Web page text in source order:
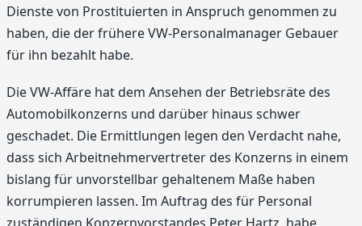
Dienste von Prostituierten in Anspruch genommen zu
haben, die der frühere VW-Personalmanager Gebauer
für ihn bezahlt habe.
Die VW-Affäre hat dem Ansehen der Betriebsräte des
Automobilkonzerns und darüber hinaus schwer
geschadet. Die Ermittlungen legen den Verdacht nahe,
dass sich Arbeitnehmervertreter des Konzerns in einem
bislang für unvorstellbar gehaltenem Maße haben
korrumpieren lassen. Im Auftrag des für Personal
zuständigen Konzernvorstandes Peter Hartz, habe